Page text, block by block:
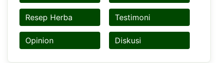
Resep Herba Testimoni
Opinion Diskusi